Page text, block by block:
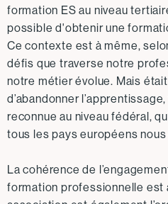
formation ES au niveau
possible d'obtenir une
Ce contexte est à même,
défis que traverse notre
notre métier évolue. Mais
d’abandonner
reconnue au niveau fédéral,
tous les pays européens
La cohérence de
formation professionnelle est